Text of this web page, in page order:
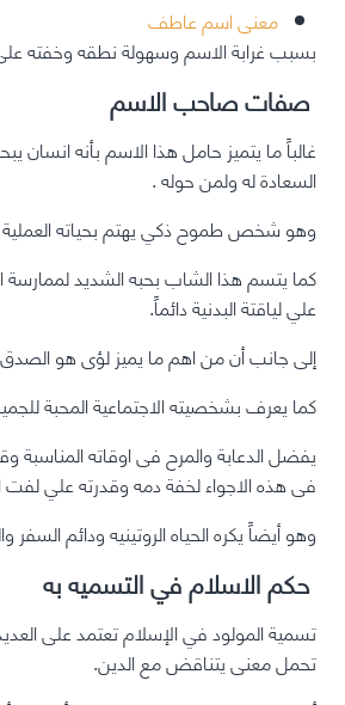
معنى اسم عاطف
بسبب غرابة الاسم وسهولة نطقه وخفته
صفات صاحب الاسم
غالباً ما يتميز حامل هذا الاسم بأنه انسان
السعادة له ولمن حوله .
وهو شخص طموح ذكي يهتم بحياته
كما يتسم هذا الشاب بحبه الشديد لممارسة
علي لياقتة البدنية دائماً.
إلى جانب أن من اهم ما يميز لؤى هو
كما يعرف بشخصيته الاجتماعية المحبة
يفضل الدعابة والمرح فى اوقاته
فى هذه الاجواء لخفة دمه وقدرته علي لفت
وهو أيضاً يكره الحياه الروتينيه ودائم السفر
حكم الاسلام في التسميه به
تسمية المولود في الإسلام تعتمد على
تحمل معنى يتناقض مع الدين.